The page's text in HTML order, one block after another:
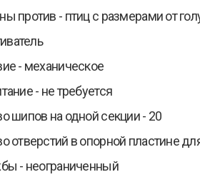
против - птиц с размерами от
- механическое
- не требуется
шипов на одной секции - 20
отверстий в опорной пластине
- неограниченный